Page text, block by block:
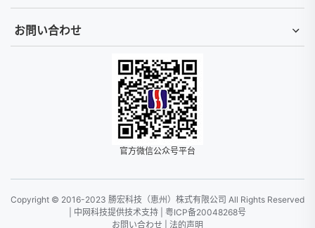
お問い合わせ
官方微信公众号平台
Copyright © 2016-2023 勝宏科技（恵州）株式有限公司 All Rights Reserved
中网科技提供技术支持
粤ICP备20048268号
お問い合わせ
法的声明